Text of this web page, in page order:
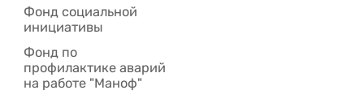
Фонд социальной
инициативы
Фонд по
профилактике аварий
на работе "Маноф"